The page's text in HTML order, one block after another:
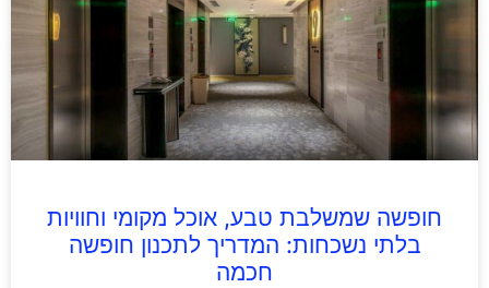
חופשה שמשלבת טבע, אוכל מקומי וחוויות
בלתי נשכחות: המדריך לתכנון חופשה
חכמה